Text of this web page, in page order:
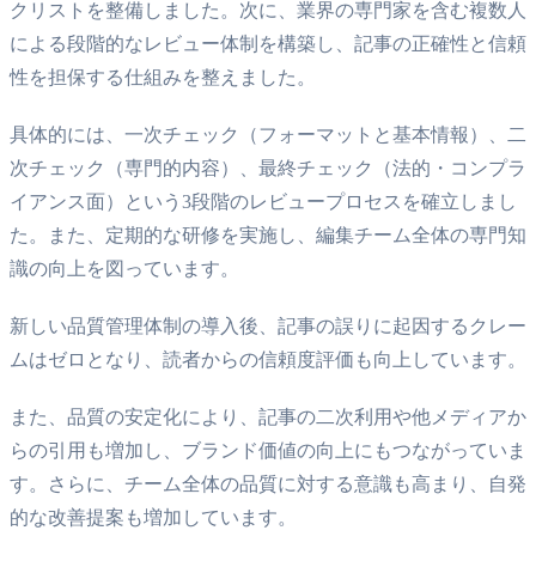
クリストを整備しました。次に、業界の専門家を含む複数人
による段階的なレビュー体制を構築し、記事の正確性と信頼
性を担保する仕組みを整えました。
具体的には、一次チェック（フォーマットと基本情報）、二
次チェック（専門的内容）、最終チェック（法的・コンプラ
イアンス面）という3段階のレビュープロセスを確立しまし
た。また、定期的な研修を実施し、編集チーム全体の専門知
識の向上を図っています。
新しい品質管理体制の導入後、記事の誤りに起因するクレー
ムはゼロとなり、読者からの信頼度評価も向上しています。
また、品質の安定化により、記事の二次利用や他メディアか
らの引用も増加し、ブランド価値の向上にもつながっていま
す。さらに、チーム全体の品質に対する意識も高まり、自発
的な改善提案も増加しています。